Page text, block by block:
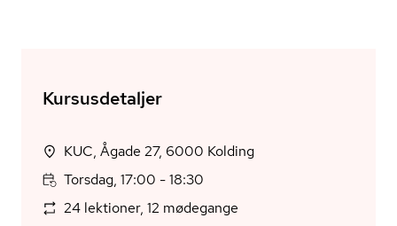
Kursusdetaljer
KUC, Ågade 27, 6000 Kolding
Torsdag, 17:00 - 18:30
24 lektioner, 12 mødegange